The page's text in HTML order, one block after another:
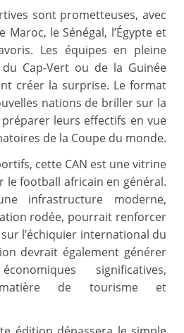
sont prometteuses, avec
le Sénégal, l’Égypte et
Les équipes en pleine
du Cap-Vert ou de la Guinée
créer la surprise. Le format
nations de briller sur la
leurs effectifs en vue
de la Coupe du monde.
cette CAN est une vitrine
le football africain en général.
infrastructure moderne,
rodée, pourrait renforcer
l’échiquier international du
devrait également générer
significatives,
de tourisme et